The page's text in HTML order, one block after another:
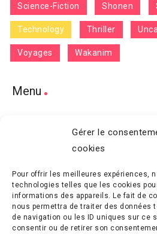
Gérer le
cookies
Pour offrir les meilleures expériences,
technologies telles que les cookies
informations des appareils. Le fait de
nous permettra de traiter des données
de navigation ou les ID uniques sur ce
consentir ou de retirer son
Science-Fiction Shonen
Technology Thriller
Voyages Wakanim
Menu
Terms and Conditions
Contact